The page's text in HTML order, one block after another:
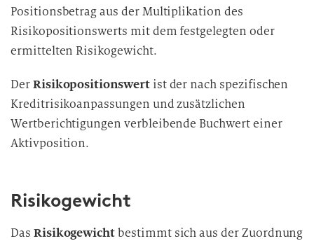
Positionsbetrag aus der Multiplikation des
Risikopositionswerts mit dem festgelegten oder
ermittelten Risikogewicht.
DerRisikopositionswertist der nach spezifischen
Kreditrisikoanpassungen und zusätzlichen
Wertberichtigungen verbleibende Buchwert einer
Aktivposition.
Risikogewicht
Das Risikogewichtbestimmt sich aus der Zuordnung